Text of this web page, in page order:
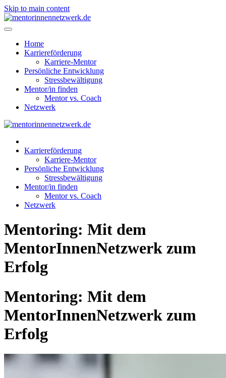
Skip to main content
Home
Karriereförderung
Karriere-Mentor
Persönliche Entwicklung
Stressbewältigung
Mentor/in finden
Mentor vs. Coach
Netzwerk
Karriereförderung
Karriere-Mentor
Persönliche Entwicklung
Stressbewältigung
Mentor/in finden
Mentor vs. Coach
Netzwerk
Mentoring: Mit dem
MentorInnenNetzwerk zum
Erfolg
Mentoring: Mit dem
MentorInnenNetzwerk zum
Erfolg